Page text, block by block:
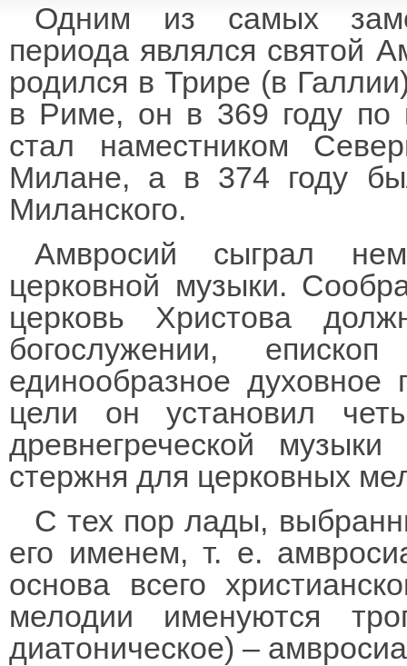
Одним из самых
периода являлся святой
родился в Трире (в
в Риме, он в 369 году по
стал наместником
Милане, а в 374 году
Миланского.
Амвросий сыграл
церковной музыки.
церковь Христова
богослужении,
единообразное
цели он установил
древнегреческой
стержня для церковных
С тех пор лады,
его именем, т. е.
основа всего
мелодии именуются
диатоническое) –